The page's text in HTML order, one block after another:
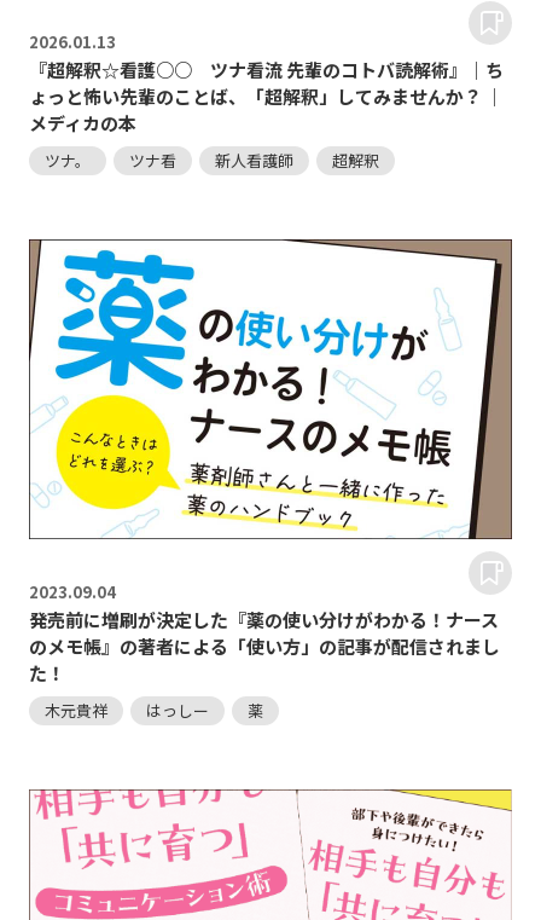
2026.01.13
『超解釈☆看護○○ ツナ看流 先輩のコトバ読解術』｜ち
ょっと怖い先輩のことば、「超解釈」してみませんか？ ｜
メディカの本
ツナ。 ツナ看 新人看護師 超解釈
2023.09.04
発売前に増刷が決定した『薬の使い分けがわかる！ナース
のメモ帳』の著者による「使い方」の記事が配信されまし
た！
木元貴祥 はっしー 薬